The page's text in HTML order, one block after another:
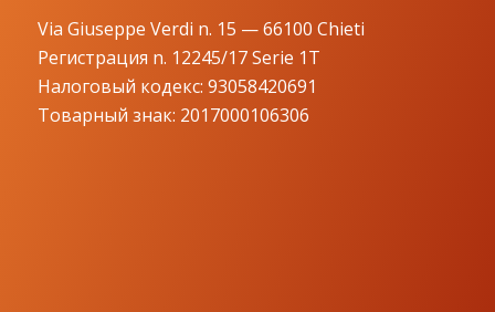
Via Giuseppe Verdi n. 15 — 66100 Chieti
Регистрация n. 12245/17 Serie 1T
Налоговый кодекс: 93058420691
Товарный знак: 2017000106306